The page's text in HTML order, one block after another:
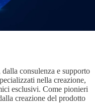
consulenza e supporto
nella creazione,
esclusivi. Come pionieri
creazione del prodotto